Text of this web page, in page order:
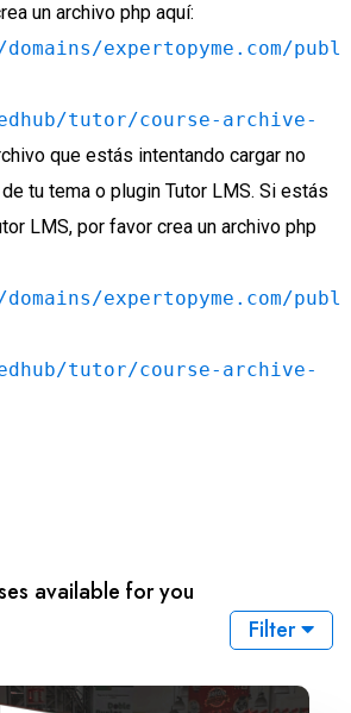
un archivo php aquí:
expertopyme.com/publ
tutor/course-archive-
que estás intentando cargar no
tu tema o plugin Tutor LMS. Si estás
LMS, por favor crea un archivo php
expertopyme.com/publ
tutor/course-archive-
available for you
Filter